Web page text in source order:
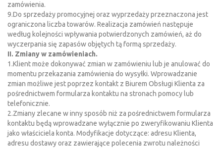
zamówienia.
9.Do sprzedaży promocyjnej oraz wyprzedaży przeznaczona jest
ograniczona liczba towarów. Realizacja zamówień następuje
według kolejności wpływania potwierdzonych zamówień, aż do
wyczerpania się zapasów objętych tą formą sprzedaży.
II. Zmiany w zamówieniach.
1.Klient może dokonywać zmian w zamówieniu lub je anulować do
momentu przekazania zamówienia do wysyłki. Wprowadzanie
zmian możliwe jest poprzez kontakt z Biurem Obsługi Klienta za
pośrednictwem formularza kontaktu na stronach pomocy lub
telefonicznie.
2.Zmiany zlecane w inny sposób niż za pośrednictwem formularza
kontaktu będą wprowadzane wyłącznie po zweryfikowaniu Klienta
jako właściciela konta. Modyfikacje dotyczące: adresu Klienta,
adresu dostawy oraz zawierające polecenia zwrotu należności